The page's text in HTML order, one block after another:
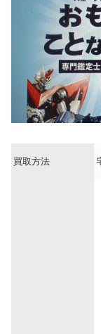
買取方法